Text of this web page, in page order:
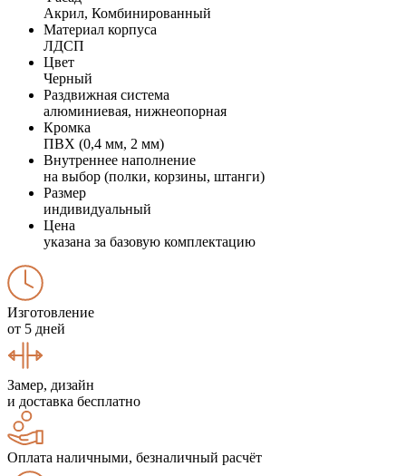
Акрил, Комбинированный
Материал корпуса
ЛДСП
Цвет
Черный
Раздвижная система
алюминиевая, нижнеопорная
Кромка
ПВХ (0,4 мм, 2 мм)
Внутреннее наполнение
на выбор (полки, корзины, штанги)
Размер
индивидуальный
Цена
указана за базовую комплектацию
Изготовление
от 5 дней
Замер, дизайн
и доставка бесплатно
Оплата наличными, безналичный расчёт